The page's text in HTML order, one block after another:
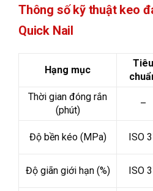
Thông số kỹ thuật keo
Quick Nail
Hạng mục
Tiêu
Thời gian đóng rắn
(phút)
–
Độ bền kéo (MPa) ISO
Độ giãn giới hạn (%) ISO